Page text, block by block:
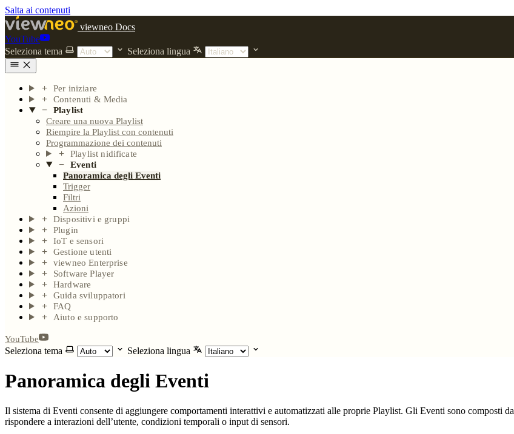
Salta ai contenuti
viewneo Docs
YouTube
Seleziona tema
Seleziona lingua
Per iniziare
Contenuti & Media
Playlist
Creare una nuova Playlist
Riempire la Playlist con contenuti
Programmazione dei contenuti
Playlist nidificate
Eventi
Panoramica degli Eventi
Trigger
Filtri
Azioni
Dispositivi e gruppi
Plugin
IoT e sensori
Gestione utenti
viewneo Enterprise
Software Player
Hardware
Guida sviluppatori
FAQ
Aiuto e supporto
YouTube
Seleziona tema Seleziona lingua
Panoramica degli Eventi
Il sistema di Eventi consente di aggiungere comportamenti interattivi e automatizzati alle proprie Playlist. Gli Eventi sono composti da
rispondere a interazioni dell’utente, condizioni temporali o input di sensori.